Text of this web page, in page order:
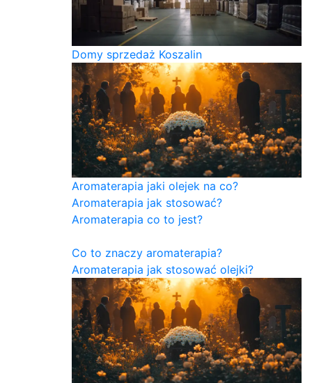
Domy sprzedaż Koszalin
Aromaterapia jaki olejek na co?
Aromaterapia jak stosować?
Aromaterapia co to jest?
Co to znaczy aromaterapia?
Aromaterapia jak stosować olejki?